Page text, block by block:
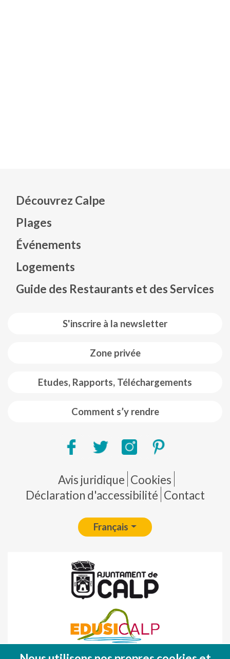
S'inscrire à la newsletter
Zone privée
Etudes, Rapports, Téléchargements
Comment s’y rendre
Découvrez Calpe
Plages
Événements
Logements
Guide des Restaurants et des Services
Pie de página
Avis juridique Cookies
Déclaration d'accessibilité Contact
Français